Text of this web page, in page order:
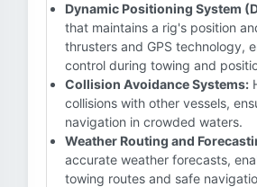
Dynamic Positioning System
that maintains a rig's position
thrusters and GPS technology,
control during towing and
Collision Avoidance Systems:
collisions with other vessels,
navigation in crowded waters.
Weather Routing and
accurate weather forecasts,
towing routes and safe